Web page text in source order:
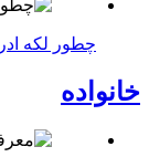
چطور لکه
خانواده